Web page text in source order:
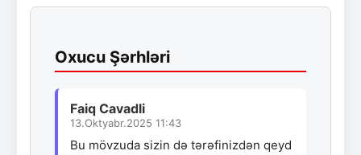
Oxucu Şərhləri
Faiq Cavadli
13.Oktyabr.2025 11:43
Bu mövzuda sizin də tərəfinizdən qeyd